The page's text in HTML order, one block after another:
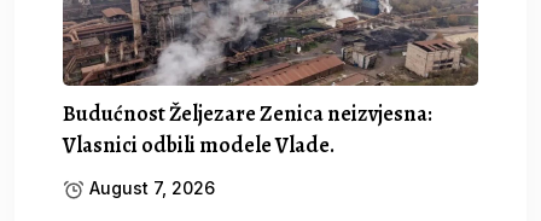
Budućnost Željezare Zenica neizvjesna:
Vlasnici odbili modele Vlade.
August 7, 2026